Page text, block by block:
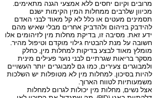
מרובים וקיום יחסים ללא אמצעי הגנה מתאימים.
מכיוון שלרבים ממחלות המין הקימות ישנם
תסמינים מעטים או כלל לא קל מאוד לבני האדם
להידבק בזיהום ולהדביק אחרים מבלי שאיש מהם
ידע זאת. מסיבה זו, בדיקת מחלות מין לזיהומים אלו
חשובה על מנת להבטיח גילוי מוקדם וטיפול מהיר.
מומלץ מאוד לבצע בדיקות למחלות מין, כחלק
מסקר בריאות שגרתיים לבני נוער פעילים מינית
ולמבוגרים צעירים, כמו גם למבוגרים יותר העשויים
להיות בסיכון. למחלות מין לא מטופלות יש השלכות
משמעותיות לטווח הארוך.
אצל נשים, מחלות מין יכולות לגרום למחלות